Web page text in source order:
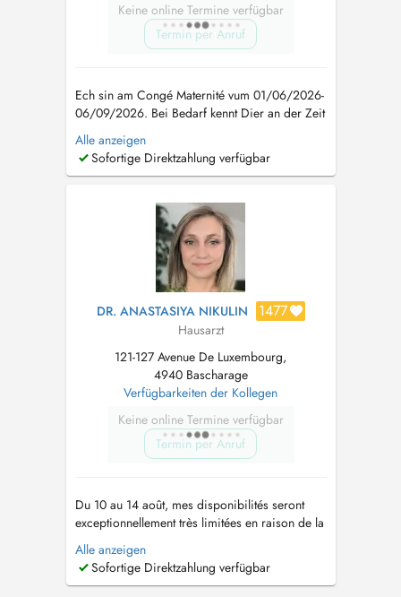
Keine online Termine verfügbar
Termin per Anruf
Ech sin am Congé Maternité vum 01/06/2026-
06/09/2026. Bei Bedarf kennt Dier an der Zeit
an den Cabinet vum Dr Koullen zu Schuller
goen oder bei den Dr Signorino zu
Bascharage am Active Health Center. Wann kee
mech op dëser Nummer erreechen 20 33 10
Alle anzeigen
Sofortige Direktzahlung verfügbar
DR. ANASTASIYA NIKULIN 1477
Hausarzt
121-127 Avenue De Luxembourg,
4940 Bascharage
Verfügbarkeiten der Kollegen
Keine online Termine verfügbar
Termin per Anruf
Du 10 au 14 août, mes disponibilités seront
exceptionnellement très limitées en raison de la
fermeture de la crèche. Le Dr Signorino reste
disponible au cabinet afin d'assurer votre prise
en charge si nécessaire. Besoin dun rendez-
Alle anzeigen
Sofortige Direktzahlung verfügbar